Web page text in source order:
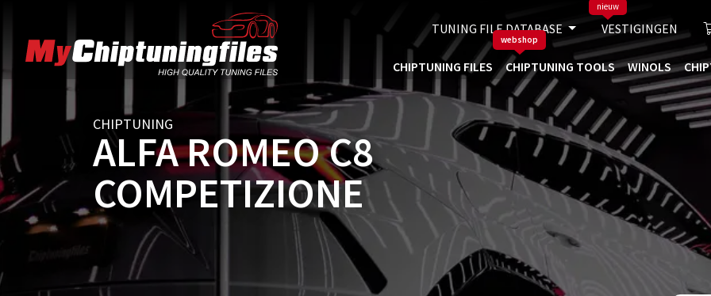
TUNING FILE DATABASE VESTIGINGEN
nieuw
CHIPTUNING FILES CHIPTUNING TOOLS
webshop
WINOLS
CHIPTUNING
ALFA ROMEO C8
COMPETIZIONE